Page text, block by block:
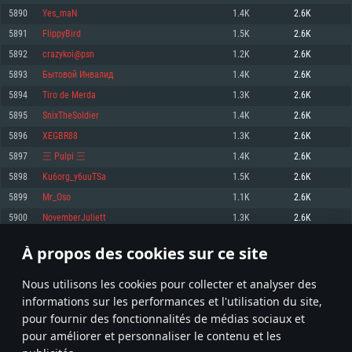
À propos des cookies sur ce site
Nous utilisons les cookies pour collecter et analyser des
informations sur les performances et l'utilisation du site,
pour fournir des fonctionnalités de médias sociaux et
pour améliorer et personnaliser le contenu et les
Mémoire: 4 GB
Carte graphique supportant DirectX 11: AMD Radeon 77XX / NVIDIA
GeForce GTX 660. La résolution minimale supportée par le jeu est de 720p
Connection: Connexion Internet à haut débit
Disque dur: 23.1 Go (client minimal)
Recommandée
1060 et plus, Radeon RX 570 et plus.
Disque dur: 75.9 Go (client complet)
pas supportés)
Mémoire: 6 GB
Carte graphique: Intel Iris Pro 5200 (Mac), ou analogue AMD/Nvidia. La
résolution minimale supportée par le jeu est de 720p.
Connection: Connexion Internet à haut débit
Disque dur: 62,2 Go (client minimal)
Recommandée
OS: Mac OS Big Sur 11.0 ou plus récent
Processeur: Core i7 (Les processeurs Intel Xeon ne sont pas supportés)
Mémoire: 8 GB
Carte graphique: Radeon Vega II ou plus avec support de Metal
Disque dur: 62,2 Go (client complet)
Mémoire: 4 GB
Carte graphique: NVIDIA 660 avec les derniers drivers (moins de 6 mois) /
de même pour AMD (La résolution minimale supportée par le jeu est de
720p)
Connection: Connexion Internet à haut débit
Disque dur: 62,2 Go (client minimal)
Recommandée
OS: Ubuntu 20.04 64bit
Processeur: Intel Core i7
Mémoire: 8 GB
Carte graphique: NVIDIA 1060 avec les derniers drivers (moins de 6 mois) /
6 mois et supportant Vulkan
Connection: Connexion Internet à haut débit
Disque dur: 60,2 Go (client complet)
5890 Yes_maN 1.4K 2.6K
5891 FlippyBird 1.5K 2.6K
5892 crazykoi@psn 1.2K 2.6K
5893 Бытовой Инвалид 1.4K 2.6K
5894 Tiro de Merda 1.3K 2.6K
5895 SnixTheSoldier 1.4K 2.6K
5896 XEGBR88 1.3K 2.6K
5897 三 Pulpi 三 1.4K 2.6K
5898 Ku6org_y6uuTSa 1.5K 2.6K
5899 Mr_Oso 1.1K 2.6K
5900 NovemberJuliett 1.3K 2.6K
* Classement mis à jour quotidiennement
294 295 296 395